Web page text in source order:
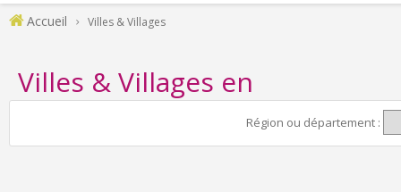
Accueil Villes & Villages
Villes & Villages en
Région ou département :